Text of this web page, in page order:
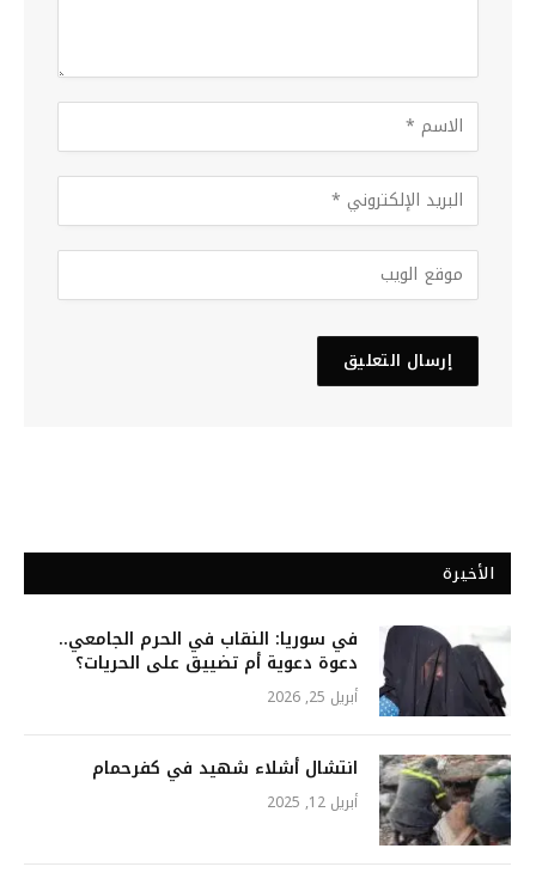
الأخيرة
في سوريا: النقاب في الحرم الجامعي..
دعوة دعوية أم تضييق على الحريات؟
أبريل 25, 2026
انتشال أشلاء شهيد في كفرحمام
أبريل 12, 2025